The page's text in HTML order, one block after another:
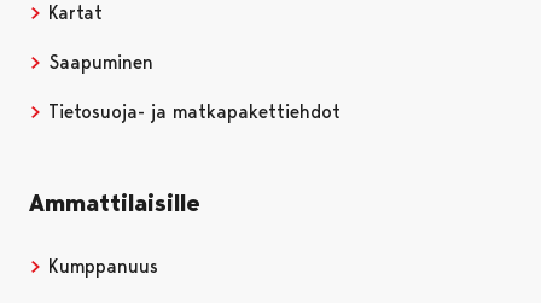
Kartat
Saapuminen
Tietosuoja- ja matkapakettiehdot
Ammattilaisille
Kumppanuus